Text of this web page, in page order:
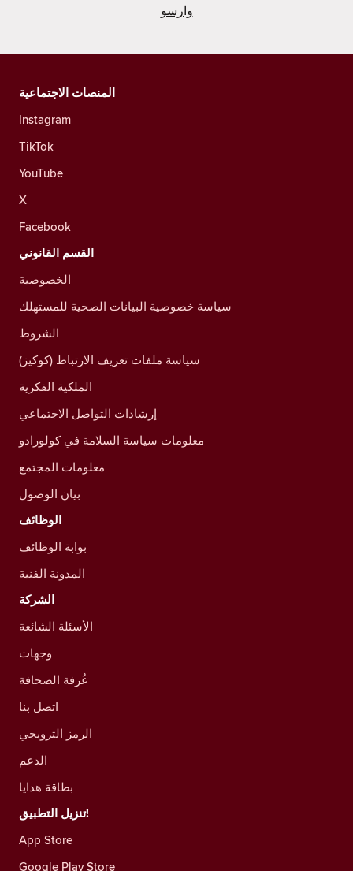
وارسو
المنصات الاجتماعية
Instagram
TikTok
YouTube
X
Facebook
القسم القانوني
الخصوصية
سياسة خصوصية البيانات الصحية للمستهلك
الشروط
سياسة ملفات تعريف الارتباط (كوكيز)
الملكية الفكرية
إرشادات التواصل الاجتماعي
معلومات سياسة السلامة في كولورادو
معلومات المجتمع
بيان الوصول
الوظائف
بوابة الوظائف
المدونة الفنية
الشركة
الأسئلة الشائعة
وجهات
غُرفة الصحافة
اتصل بنا
الرمز الترويجي
الدعم
بطاقة هدايا
تنزيل التطبيق!
App Store
Google Play Store